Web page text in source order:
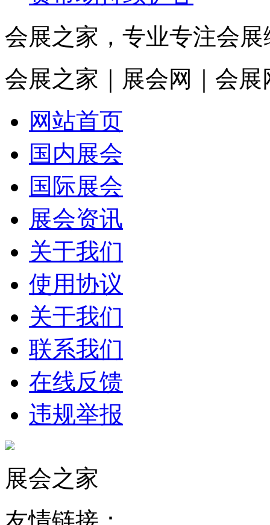
会展之家，专业专注会
会展之家｜展会网｜会展
网站首页
国内展会
国际展会
展会资讯
关于我们
使用协议
关于我们
联系我们
在线反馈
违规举报
展会之家